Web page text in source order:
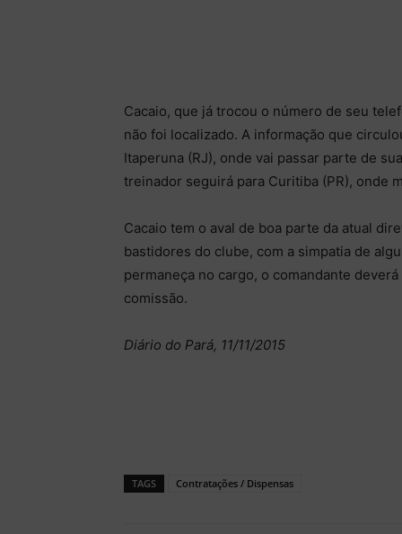
Cacaio, que já trocou o número de seu
não foi localizado. A informação que
Itaperuna (RJ), onde vai passar parte de
treinador seguirá para Curitiba (PR), onde
Cacaio tem o aval de boa parte da atual
bastidores do clube, com a simpatia de
permaneça no cargo, o comandante
comissão.
Diário do Pará, 11/11/2015
TAGS Contratações / Dispensas